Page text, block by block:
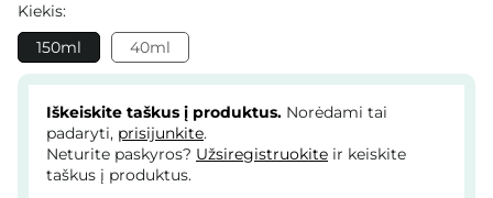
Kiekis:
150ml
40ml
Iškeiskite taškus į produktus. Norėdami tai
padaryti, prisijunkite.
Neturite paskyros? Užsiregistruokite ir keiskite
taškus į produktus.